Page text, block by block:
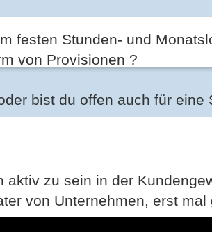
festen Stunden- und
von Provisionen ?
bist du offen auch für eine
zu sein in der
von Unternehmen, erst mal